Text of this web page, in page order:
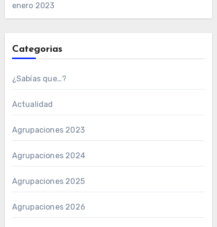
enero 2023
Categorias
¿Sabías que…?
Actualidad
Agrupaciones 2023
Agrupaciones 2024
Agrupaciones 2025
Agrupaciones 2026